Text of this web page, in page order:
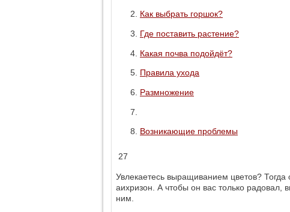
Как выбрать горшок?
Где поставить растение?
Какая почва подойдёт?
Правила ухода
Размножение
Возникающие проблемы
27
Увлекаетесь выращиванием цветов?
аихризон. А чтобы он вас только радовал,
ним.